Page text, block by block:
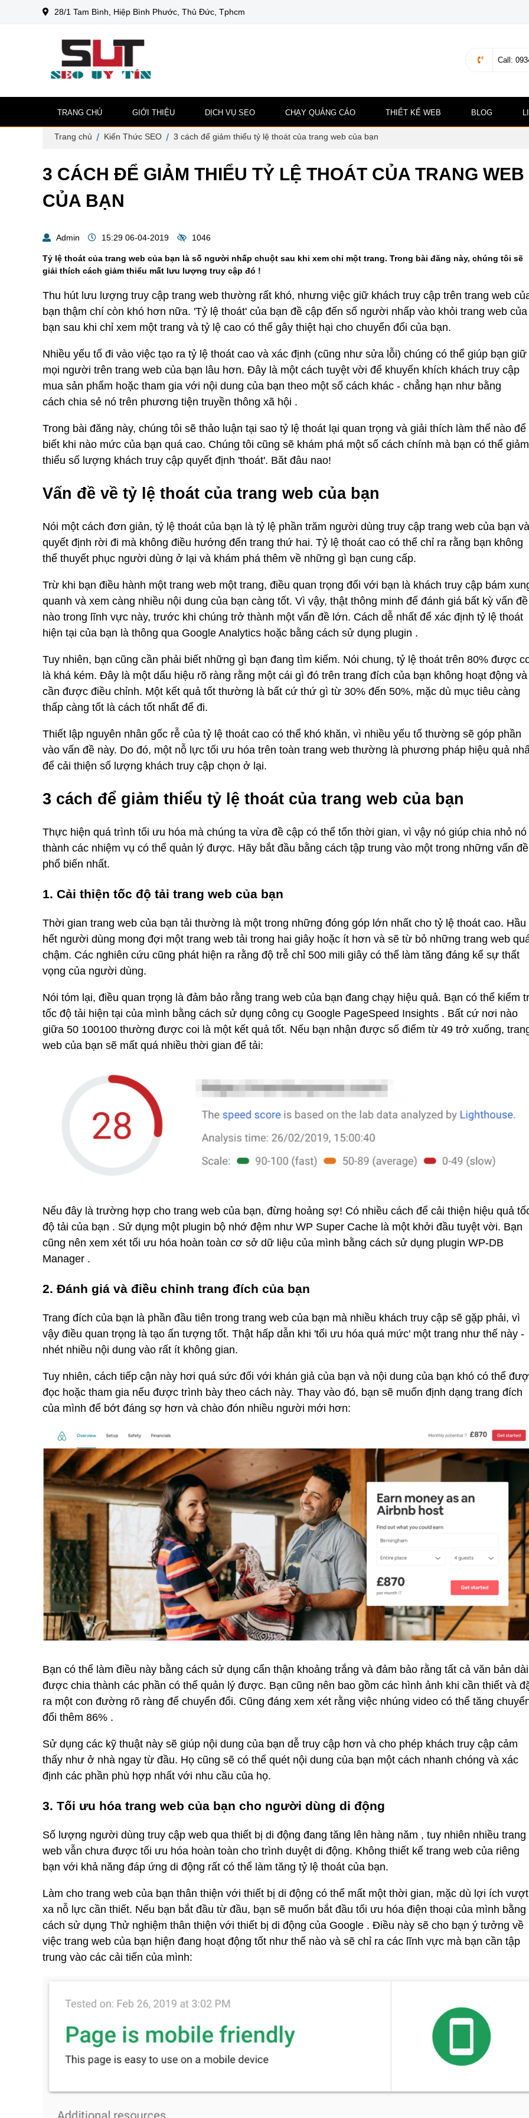
Trang chủ Kiến Thức SEO 3 cách để giảm thiểu tỷ lệ thoát của trang web của bạn
3 CÁCH ĐỂ GIẢM THIỂU TỶ LỆ THOÁT CỦA TRANG WEB
CỦA BẠN
Admin 15:29 06-04-2019 1046
Tỷ lệ thoát của trang web của bạn là số người nhấp chuột sau khi xem chỉ một trang. Trong bài đăng này, chúng tôi sẽ
giải thích cách giảm thiểu mất lưu lượng truy cập đó !
Thu hút lưu lượng truy cập trang web thường rất khó, nhưng việc giữ khách truy cập trên trang web
bạn thậm chí còn khó hơn nữa. 'Tỷ lệ thoát' của bạn đề cập đến số người nhấp vào khỏi trang web của
bạn sau khi chỉ xem một trang và tỷ lệ cao có thể gây thiệt hại cho chuyển đổi của bạn.
Nhiều yếu tố đi vào việc tạo ra tỷ lệ thoát cao và xác định (cũng như sửa lỗi) chúng có thể giúp bạn giữ
mọi người trên trang web của bạn lâu hơn. Đây là một cách tuyệt vời để khuyến khích khách truy cập
mua sản phẩm hoặc tham gia với nội dung của bạn theo một số cách khác - chẳng hạn như bằng
cách chia sẻ nó trên phương tiện truyền thông xã hội .
Trong bài đăng này, chúng tôi sẽ thảo luận tại sao tỷ lệ thoát lại quan trọng và giải thích làm thế nào để
biết khi nào mức của bạn quá cao. Chúng tôi cũng sẽ khám phá một số cách chính mà bạn có thể giảm
thiểu số lượng khách truy cập quyết định 'thoát'. Băt đâu nao!
Vấn đề về tỷ lệ thoát của trang web của bạn
Nói một cách đơn giản, tỷ lệ thoát của bạn là tỷ lệ phần trăm người dùng truy cập trang web của bạn và
quyết định rời đi mà không điều hướng đến trang thứ hai. Tỷ lệ thoát cao có thể chỉ ra rằng bạn không
thể thuyết phục người dùng ở lại và khám phá thêm về những gì bạn cung cấp.
Trừ khi bạn điều hành một trang web một trang, điều quan trọng đối với bạn là khách truy cập bám
quanh và xem càng nhiều nội dung của bạn càng tốt. Vì vậy, thật thông minh để đánh giá bất kỳ vấn đề
nào trong lĩnh vực này, trước khi chúng trở thành một vấn đề lớn. Cách dễ nhất để xác định tỷ lệ thoát
hiện tại của bạn là thông qua Google Analytics hoặc bằng cách sử dụng plugin .
Tuy nhiên, bạn cũng cần phải biết những gì bạn đang tìm kiếm. Nói chung, tỷ lệ thoát trên 80% được
là khá kém. Đây là một dấu hiệu rõ ràng rằng một cái gì đó trên trang đích của bạn không hoạt động và
cần được điều chỉnh. Một kết quả tốt thường là bất cứ thứ gì từ 30% đến 50%, mặc dù mục tiêu càng
thấp càng tốt là cách tốt nhất để đi.
Thiết lập nguyên nhân gốc rễ của tỷ lệ thoát cao có thể khó khăn, vì nhiều yếu tố thường sẽ góp phần
vào vấn đề này. Do đó, một nỗ lực tối ưu hóa trên toàn trang web thường là phương pháp hiệu quả
để cải thiện số lượng khách truy cập chọn ở lại.
3 cách để giảm thiểu tỷ lệ thoát của trang web của bạn
Thực hiện quá trình tối ưu hóa mà chúng ta vừa đề cập có thể tốn thời gian, vì vậy nó giúp chia nhỏ nó
thành các nhiệm vụ có thể quản lý được. Hãy bắt đầu bằng cách tập trung vào một trong những vấn đề
phổ biến nhất.
1. Cải thiện tốc độ tải trang web của bạn
Thời gian trang web của bạn tải thường là một trong những đóng góp lớn nhất cho tỷ lệ thoát cao. Hầu
hết người dùng mong đợi một trang web tải trong hai giây hoặc ít hơn và sẽ từ bỏ những trang web
chậm. Các nghiên cứu cũng phát hiện ra rằng độ trễ chỉ 500 mili giây có thể làm tăng đáng kể sự thất
vọng của người dùng.
Nói tóm lại, điều quan trọng là đảm bảo rằng trang web của bạn đang chạy hiệu quả. Bạn có thể kiểm
tốc độ tải hiện tại của mình bằng cách sử dụng công cụ Google PageSpeed ​​Insights . Bất cứ nơi nào
giữa 50 100100 thường được coi là một kết quả tốt. Nếu bạn nhận được số điểm từ 49 trở xuống,
web của bạn sẽ mất quá nhiều thời gian để tải:
Nếu đây là trường hợp cho trang web của bạn, đừng hoảng sợ! Có nhiều cách để cải thiện hiệu quả
độ tải của bạn . Sử dụng một plugin bộ nhớ đệm như WP Super Cache là một khởi đầu tuyệt vời. Bạn
cũng nên xem xét tối ưu hóa hoàn toàn cơ sở dữ liệu của mình bằng cách sử dụng plugin WP-DB
Manager .
2. Đánh giá và điều chỉnh trang đích của bạn
Trang đích của bạn là phần đầu tiên trong trang web của bạn mà nhiều khách truy cập sẽ gặp phải, vì
vậy điều quan trọng là tạo ấn tượng tốt. Thật hấp dẫn khi 'tối ưu hóa quá mức' một trang như thế này -
nhét nhiều nội dung vào rất ít không gian.
Tuy nhiên, cách tiếp cận này hơi quá sức đối với khán giả của bạn và nội dung của bạn khó có thể
đọc hoặc tham gia nếu được trình bày theo cách này. Thay vào đó, bạn sẽ muốn định dạng trang đích
của mình để bớt đáng sợ hơn và chào đón nhiều người mới hơn:
Bạn có thể làm điều này bằng cách sử dụng cẩn thận khoảng trắng và đảm bảo rằng tất cả văn bản dài
được chia thành các phần có thể quản lý được. Bạn cũng nên bao gồm các hình ảnh khi cần thiết và
ra một con đường rõ ràng để chuyển đổi. Cũng đáng xem xét rằng việc nhúng video có thể tăng
đổi thêm 86% .
Sử dụng các kỹ thuật này sẽ giúp nội dung của bạn dễ truy cập hơn và cho phép khách truy cập cảm
thấy như ở nhà ngay từ đầu. Họ cũng sẽ có thể quét nội dung của bạn một cách nhanh chóng và xác
định các phần phù hợp nhất với nhu cầu của họ.
3. Tối ưu hóa trang web của bạn cho người dùng di động
Số lượng người dùng truy cập web qua thiết bị di động đang tăng lên hàng năm , tuy nhiên nhiều trang
web vẫn chưa được tối ưu hóa hoàn toàn cho trình duyệt di động. Không thiết kế trang web của riêng
bạn với khả năng đáp ứng di động rất có thể làm tăng tỷ lệ thoát của bạn.
Làm cho trang web của bạn thân thiện với thiết bị di động có thể mất một thời gian, mặc dù lợi ích vượt
xa nỗ lực cần thiết. Nếu bạn bắt đầu từ đầu, bạn sẽ muốn bắt đầu tối ưu hóa điện thoại của mình bằng
cách sử dụng Thử nghiệm thân thiện với thiết bị di động của Google . Điều này sẽ cho bạn ý tưởng về
việc trang web của bạn hiện đang hoạt động tốt như thế nào và sẽ chỉ ra các lĩnh vực mà bạn cần tập
trung vào các cải tiến của mình:
28/1 Tam Bình, Hiệp Bình Phước, Thủ Đức, Tphcm
Call :
TRANG CHỦ GIỚI THIỆU DỊCH VỤ SEO CHẠY QUẢNG CÁO THIẾT KẾ WEB BLOG